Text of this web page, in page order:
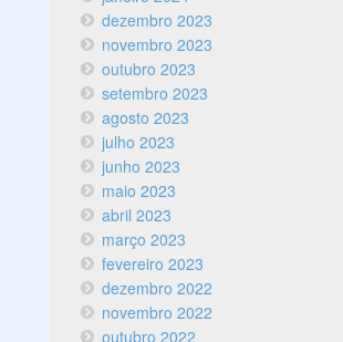
dezembro 2023
novembro 2023
outubro 2023
setembro 2023
agosto 2023
julho 2023
junho 2023
maio 2023
abril 2023
março 2023
fevereiro 2023
dezembro 2022
novembro 2022
outubro 2022